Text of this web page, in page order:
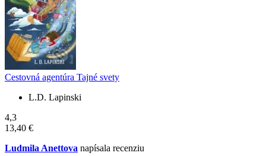
Cestovná agentúra Tajné svety
L.D. Lapinski
4,3
13,40 €
Ludmila Anettova napísala recenziu